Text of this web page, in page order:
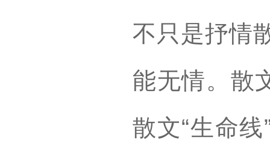
不只是抒情
能无情。散
散文“生命